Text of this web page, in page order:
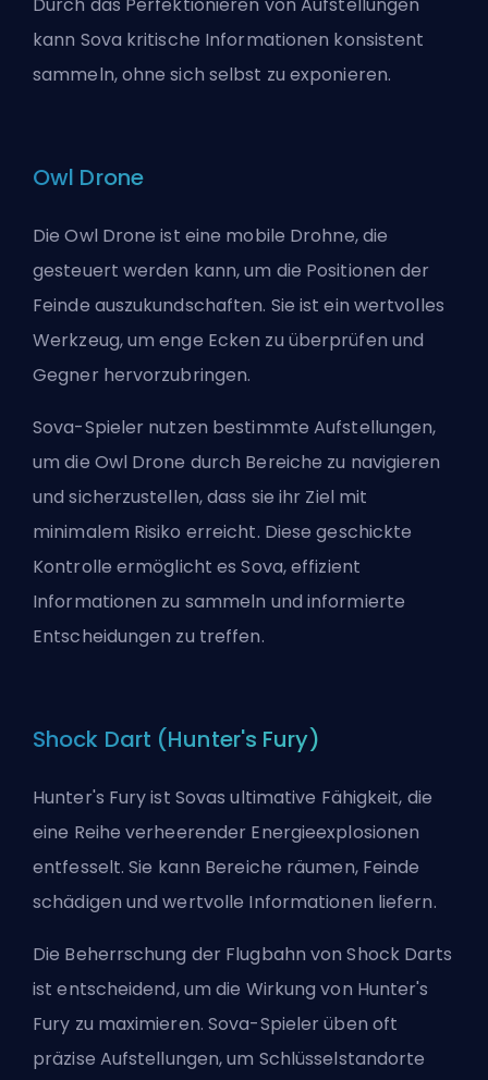
Durch das Perfektionieren von Aufstellungen
kann Sova kritische Informationen konsistent
sammeln, ohne sich selbst zu exponieren.
Owl Drone
Die Owl Drone ist eine mobile Drohne, die
gesteuert werden kann, um die Positionen der
Feinde auszukundschaften. Sie ist ein wertvolles
Werkzeug, um enge Ecken zu überprüfen und
Gegner hervorzubringen.
Sova-Spieler nutzen bestimmte Aufstellungen,
um die Owl Drone durch Bereiche zu navigieren
und sicherzustellen, dass sie ihr Ziel mit
minimalem Risiko erreicht. Diese geschickte
Kontrolle ermöglicht es Sova, effizient
Informationen zu sammeln und informierte
Entscheidungen zu treffen.
Shock Dart (Hunter's Fury)
Hunter's Fury ist Sovas ultimative Fähigkeit, die
eine Reihe verheerender Energieexplosionen
entfesselt. Sie kann Bereiche räumen, Feinde
schädigen und wertvolle Informationen liefern.
Die Beherrschung der Flugbahn von Shock Darts
ist entscheidend, um die Wirkung von Hunter's
Fury zu maximieren. Sova-Spieler üben oft
präzise Aufstellungen, um Schlüsselstandorte